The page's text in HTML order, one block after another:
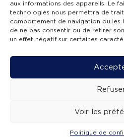
aux informations des appareils. Le
technologies nous permettra de
comportement de navigation ou les
de ne pas consentir ou de retirer
un effet négatif sur certaines
Voir les
Politique de
ÉMISSIONS
SUIVEZ-
Mentions légales -